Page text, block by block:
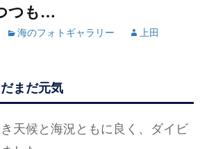
つも…
海のフォトギャラリー 上田
まだ元気
天候と海況ともに良く、ダイビ